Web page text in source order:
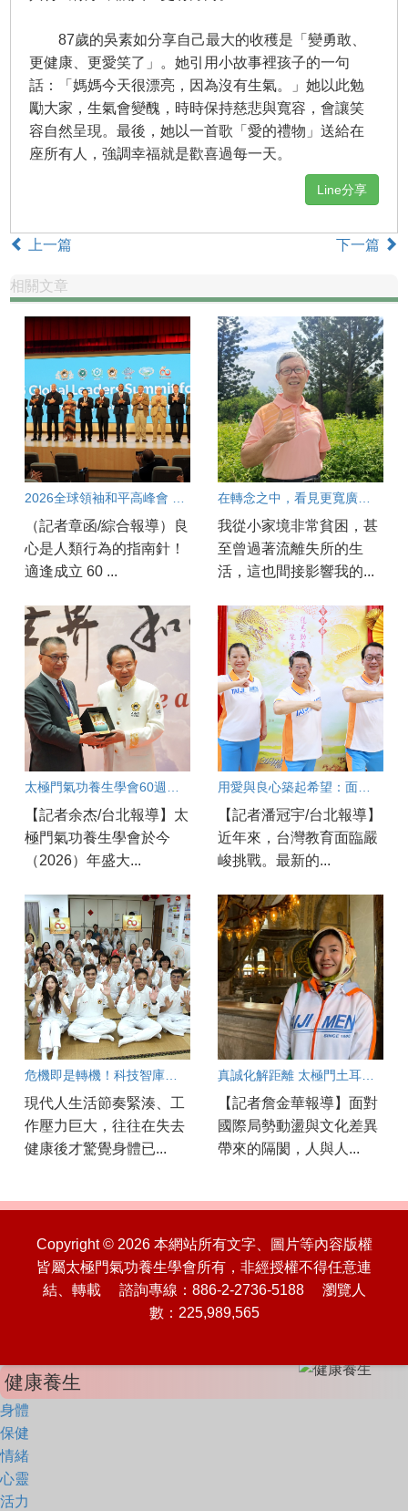
​ 87歲的吳素如分享自己最大的收穫是「變勇敢、
更健康、更愛笑了」。她引用小故事裡孩子的一句
話：「媽媽今天很漂亮，因為沒有生氣。」她以此勉
勵大家，生氣會變醜，時時保持慈悲與寬容，會讓笑
容自然呈現。最後，她以一首歌「愛的禮物」送給在
座所有人，強調幸福就是歡喜過每一天。
Line分享
上一篇 下一篇
相關文章
（記者章函/綜合報導）良
心是人類行為的指南針！
適逢成立 60 ...
我從小家境非常貧困，甚
至曾過著流離失所的生
活，這也間接影響我的...
【記者余杰/台北報導】太
極門氣功養生學會於今
（2026）年盛大...
【記者潘冠宇/台北報導】
近年來，台灣教育面臨嚴
峻挑戰。最新的...
危機即是轉機！科技智庫與電信專家都在太極門找回健康與心靈平衡
現代人生活節奏緊湊、工
作壓力巨大，往往在失去
健康後才驚覺身體已...
真誠化解距離 太極門土耳其文化交流傳遞良心與和平
【記者詹金華報導】面對
國際局勢動盪與文化差異
帶來的隔閡，人與人...
Copyright © 2026 本網站所有文字、圖片等內容版權
皆屬太極門氣功養生學會所有，非經授權不得任意連
結、轉載 諮詢專線：886-2-2736-5188 瀏覽人
數：225,989,565
健康養生
身體
保健
情緒
心靈
活力